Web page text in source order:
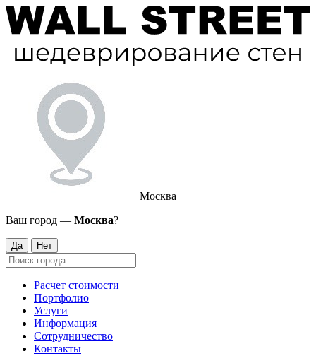
Москва
Ваш город — Москва?
Да Нет
Расчет стоимости
Портфолио
Услуги
Информация
Сотрудничество
Контакты